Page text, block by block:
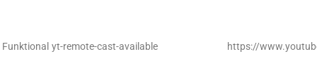
Funktional yt-remote-cast-available https://